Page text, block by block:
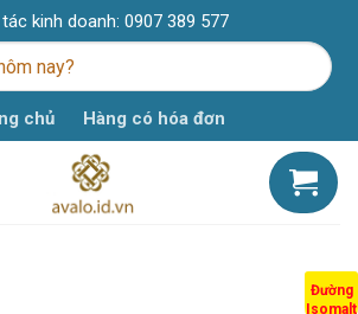
kinh doanh: 0907 389 577
chủ Hàng có hóa đơn
Đường
Isomalt